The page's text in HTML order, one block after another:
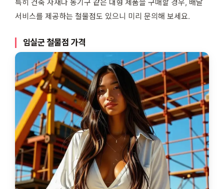
특히 건축 자재나 농기구 같은 대형 제품을 구매할 경우, 배달
서비스를 제공하는 철물점도 있으니 미리 문의해 보세요.
임실군 철물점 가격